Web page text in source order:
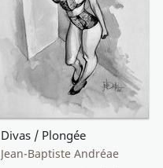
Divas / Plongée
Jean-Baptiste Andréae